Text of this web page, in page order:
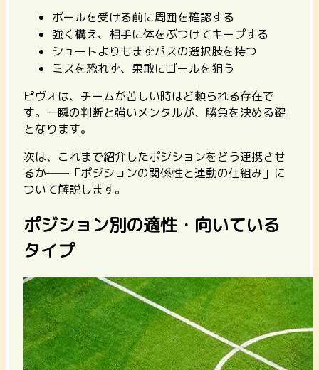
ボールを受ける前に周囲を確認する
強く構え、相手に体をぶつけてキープする
シュートよりもまずパスの選択肢を持つ
ミスを恐れず、果敢にゴールを狙う
ピヴォは、チームが苦しい時ほど頼られる存在で
す。 一瞬の判断と強いメンタルが、勝負を決める鍵
となります。
次は、これまで紹介したポジションをどう連携させ
るか──「ポジションの関係性と連動の仕組み」に
ついて解説します。
ポジション別の適性・向いている
タイプ